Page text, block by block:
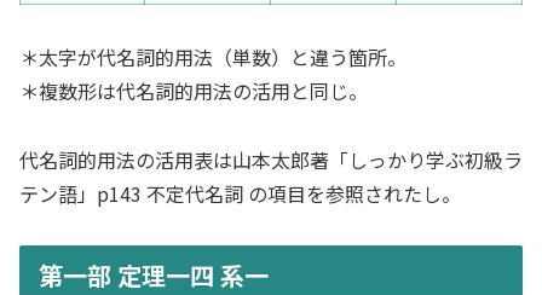
＊太字が代名詞的用法（単数）と違う箇所。
＊複数形は代名詞的用法の活用と同じ。
代名詞的用法の活用表は山本太郎著「しっかり学ぶ初級ラ
テン語」p143 不定代名詞 の項目を参照されたし。
第一部 定理一四 系一